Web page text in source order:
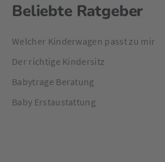
Beliebte Ratgeber
Welcher Kinderwagen passt zu mir
Der richtige Kindersitz
Babytrage Beratung
Baby Erstaustattung